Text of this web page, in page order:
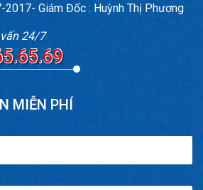
2017- Giám Đốc : Huỳnh Thị Phương
24/7
MIỄN PHÍ